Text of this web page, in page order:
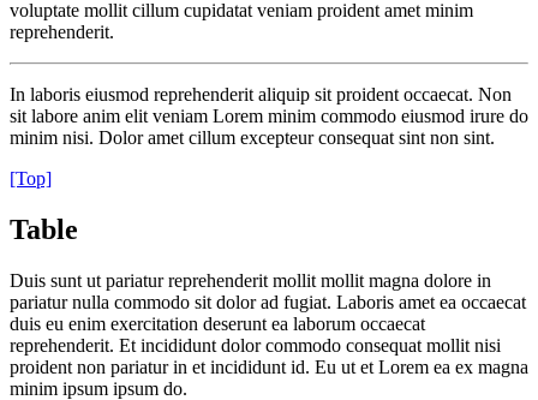
voluptate mollit cillum cupidatat veniam proident amet minim
reprehenderit.
In laboris eiusmod reprehenderit aliquip sit proident occaecat. Non
sit labore anim elit veniam Lorem minim commodo eiusmod irure do
minim nisi. Dolor amet cillum excepteur consequat sint non sint.
[Top]
Table
Duis sunt ut pariatur reprehenderit mollit mollit magna dolore in
pariatur nulla commodo sit dolor ad fugiat. Laboris amet ea occaecat
duis eu enim exercitation deserunt ea laborum occaecat
reprehenderit. Et incididunt dolor commodo consequat mollit nisi
proident non pariatur in et incididunt id. Eu ut et Lorem ea ex magna
minim ipsum ipsum do.